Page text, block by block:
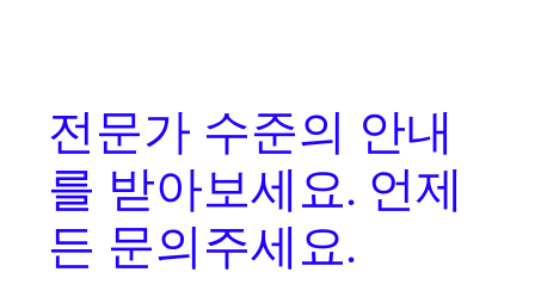
전문가 수준의 안내
를 받아보세요. 언제
든 문의주세요.